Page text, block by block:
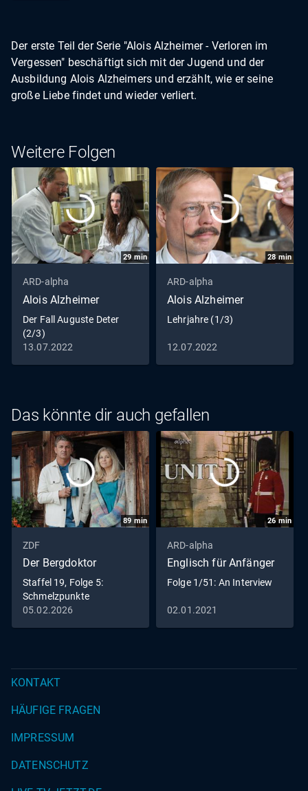
in der Anstalt für Irre und Epileptische in Frankfurt
Auguste Deter, der Patientin, die seinen Namen
unsterblich machen wird. Auch Jahre später an seiner
neuen Wirkungsstätte, der "Königlichen Psychiatrischen
Krankheit, an der die erst 50-jährige Frau gelitten hat, auf
die Spur zu kommen. Außerdem informiert die Serie, wie
man eine Alzheimer Erkrankung erkennen kann und wo
Betroffene und Angehörige Unterstützung finden.
Der erste Teil der Serie "Alois Alzheimer - Verloren im
Vergessen" beschäftigt sich mit der Jugend und der
Ausbildung Alois Alzheimers und erzählt, wie er seine
große Liebe findet und wieder verliert.
Weitere Folgen
29 min
ARD-alpha
Alois Alzheimer
Der Fall Auguste Deter
(2/3)
13.07.2022
28min
ARD-alpha
Alois Alzheimer
Lehrjahre (1/3)
12.07.2022
Das könnte dir auch gefallen
89 min
ZDF
Der Bergdoktor
Staffel 19, Folge 5:
Schmelzpunkte
05.02.2026
26min
ARD-alpha
Englisch für Anfänger
Folge 1/51: An Interview
02.01.2021
KONTAKT
HÄUFIGE FRAGEN
IMPRESSUM
DATENSCHUTZ